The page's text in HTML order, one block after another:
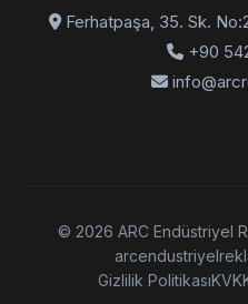
Ferhatpaşa, 35. Sk.
+90
© 2026 ARC Endüstriyel
Gizlilik Politikası